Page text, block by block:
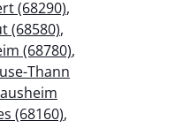
(68290),
(68580),
(68780),
Thann
(68160),